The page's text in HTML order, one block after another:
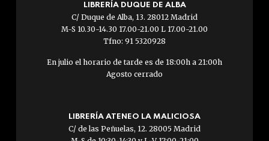
LIBRERÍA DUQUE DE ALBA
C/ Duque de Alba, 13. 28012 Madrid
M-S 10.30-14.30 17.00-21.00 L 17.00-21.00
Tfno: 91 5320928
En julio el horario de tarde es de 18:00h a 21:00h
Agosto cerrado
LIBRERÍA ATENEO LA MALICIOSA
C/ de las Peñuelas, 12. 28005 Madrid